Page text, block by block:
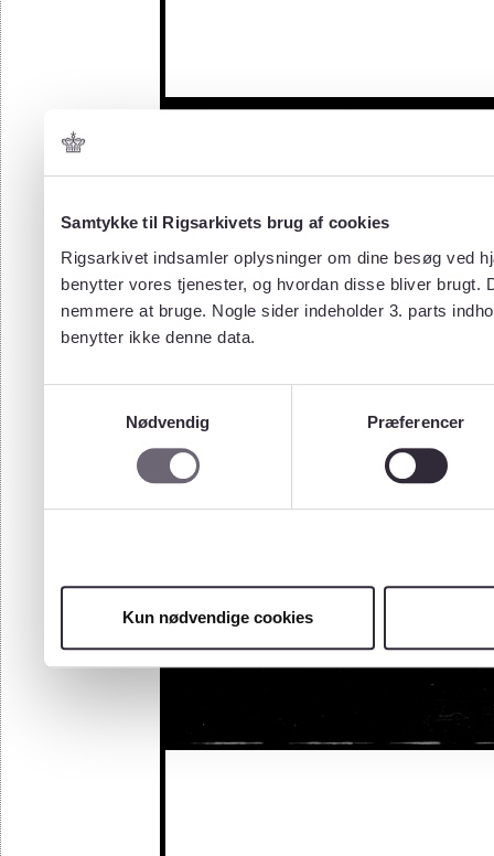
Samtykke til Rigsarkivets brug af cookies
Rigsarkivet indsamler oplysninger om dine besøg ved
benytter vores tjenester, og hvordan disse bliver
nemmere at bruge. Nogle sider indeholder 3. parts
benytter ikke denne data.
Nødvendig
Præferencer
Kun nødvendige cookies